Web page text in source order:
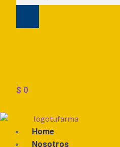
$ 0
Menú
Home
Nosotros